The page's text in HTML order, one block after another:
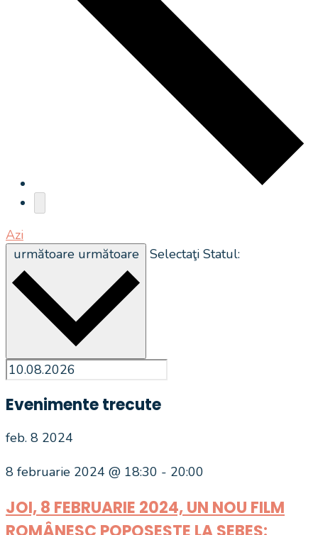
Azi
următoare următoare Selectaţi Statul:
Evenimente trecute
feb. 8 2024
8 februarie 2024 @ 18:30 - 20:00
JOI, 8 FEBRUARIE 2024, UN NOU FILM